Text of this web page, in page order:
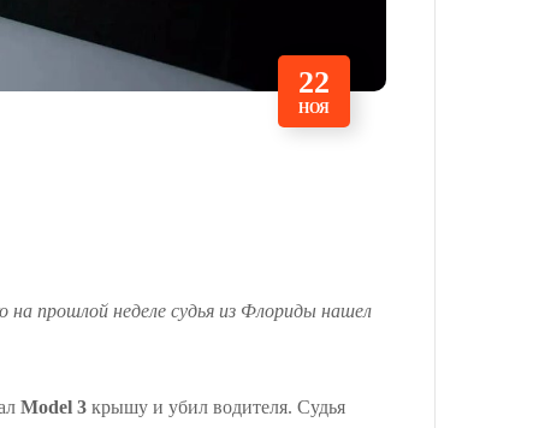
22
НОЯ
на прошлой неделе судья из Флориды нашел
Model 3 крышу и убил водителя. Судья